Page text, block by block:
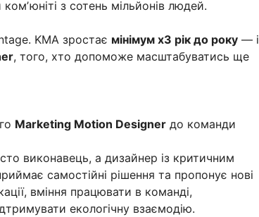
з сотень мільйонів людей.
KMA зростає мінімум х3 рік до року — і
, того, хто допоможе масштабуватись ще
Marketing Motion Designer до команди
виконавець, а дизайнер із критичним
самостійні рішення та пропонує нові
вміння працювати в команді,
екологічну взаємодію.